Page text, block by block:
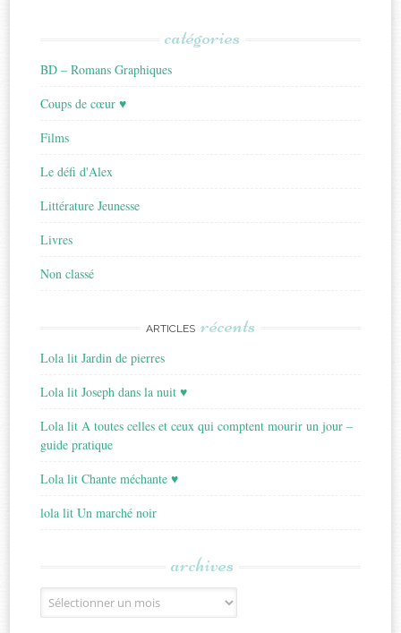
catégories
BD – Romans Graphiques
Coups de cœur ♥
Films
Le défi d'Alex
Littérature Jeunesse
Livres
Non classé
ARTICLES récents
Lola lit Jardin de pierres
Lola lit Joseph dans la nuit ♥
Lola lit A toutes celles et ceux qui comptent mourir un jour –
guide pratique
Lola lit Chante méchante ♥
lola lit Un marché noir
archives
Archives